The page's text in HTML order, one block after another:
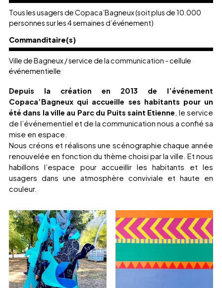
Tous les usagers de Copaca’Bagneux (soit plus de 10.000
personnes sur les 4 semaines d’événement)
Commanditaire(s)
Ville de Bagneux / service de la communication - cellule
événementielle
Depuis la création en 2013 de l’événement
Copaca’Bagneux qui accueille ses habitants pour un
été dans la ville au Parc du Puits saint Etienne, le service
de l’événementiel et de la communication nous a confié sa
mise en espace.
Nous créons et réalisons une scénographie chaque année
renouvelée en fonction du thème choisi par la ville. Et nous
habillons l’espace pour accueillir les habitants et les
usagers dans une atmosphère conviviale et haute en
couleur.